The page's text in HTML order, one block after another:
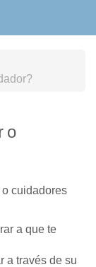
o
cuidadores
a que te
a través de su